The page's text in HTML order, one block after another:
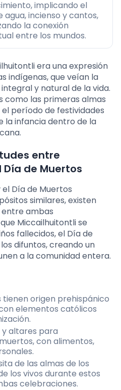
implicando el
agua, incienso y cantos,
la conexión
entre los mundos.
era una expresión
indígenas, que veían la
y natural de la vida.
como las primeras almas
período de festividades
la infancia dentro de la
entre
de Muertos
Día de Muertos
similares, existen
ambas
Miccailhuitontli se
fallecidos, el Día de
difuntos, creando un
a la comunidad entera.
origen prehispánico
elementos católicos
y altares para
con alimentos,
de las almas de los
los vivos durante estos
celebraciones.